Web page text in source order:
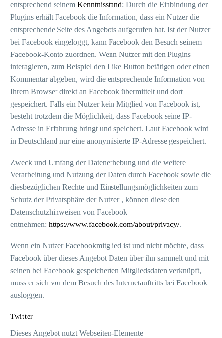
entsprechend seinem Kenntnisstand: Durch die Einbindung der
Plugins erhält Facebook die Information, dass ein Nutzer die
entsprechende Seite des Angebots aufgerufen hat. Ist der Nutzer
bei Facebook eingeloggt, kann Facebook den Besuch seinem
Facebook-Konto zuordnen. Wenn Nutzer mit den Plugins
interagieren, zum Beispiel den Like Button betätigen oder einen
Kommentar abgeben, wird die entsprechende Information von
Ihrem Browser direkt an Facebook übermittelt und dort
gespeichert. Falls ein Nutzer kein Mitglied von Facebook ist,
besteht trotzdem die Möglichkeit, dass Facebook seine IP-
Adresse in Erfahrung bringt und speichert. Laut Facebook wird
in Deutschland nur eine anonymisierte IP-Adresse gespeichert.
Zweck und Umfang der Datenerhebung und die weitere
Verarbeitung und Nutzung der Daten durch Facebook sowie die
diesbezüglichen Rechte und Einstellungsmöglichkeiten zum
Schutz der Privatsphäre der Nutzer , können diese den
Datenschutzhinweisen von Facebook
entnehmen: https://www.facebook.com/about/privacy/.
Wenn ein Nutzer Facebookmitglied ist und nicht möchte, dass
Facebook über dieses Angebot Daten über ihn sammelt und mit
seinen bei Facebook gespeicherten Mitgliedsdaten verknüpft,
muss er sich vor dem Besuch des Internetauftritts bei Facebook
ausloggen.
Twitter
Dieses Angebot nutzt Webseiten-Elemente